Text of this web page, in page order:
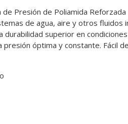
Presión de Poliamida
de agua, aire y otros fluidos
superior en
óptima y constante. Fácil